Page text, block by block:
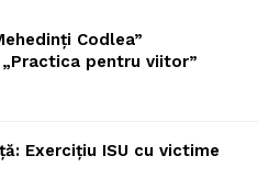
Codlea”
pentru viitor”
Exercițiu ISU cu victime